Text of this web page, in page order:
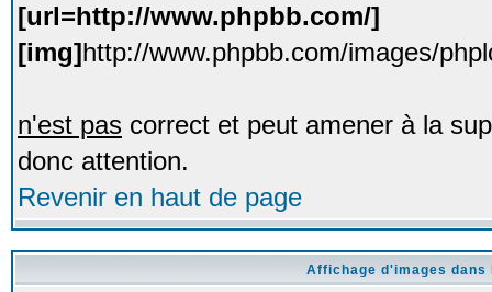
[url=http://www.phpbb.com/]
[img]http://www.phpbb.com/images/
n'est pas correct et peut amener à la
donc attention.
Revenir en haut de page
Affichage d'images dans